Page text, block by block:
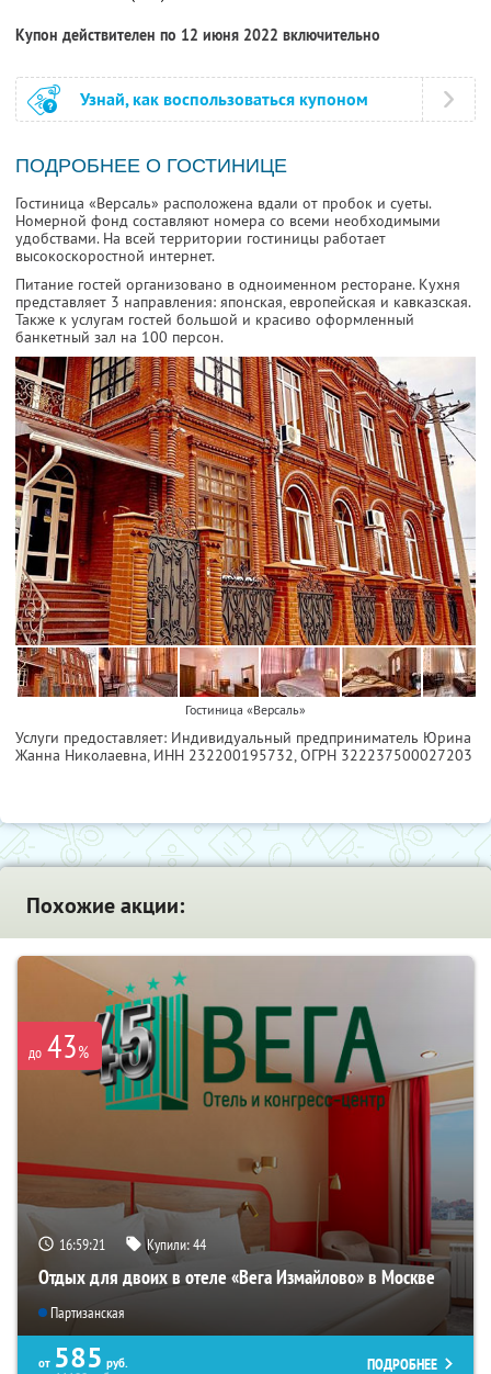
Купон действителен по 12 июня 2022 включительно
Узнай, как воспользоваться купоном
ПОДРОБНЕЕ О ГОСТИНИЦЕ
Гостиница «Версаль» расположена вдали от пробок и суеты.
Номерной фонд составляют номера со всеми необходимыми
удобствами. На всей территории гостиницы работает
высокоскоростной интернет.
Питание гостей организовано в одноименном ресторане. Кухня
представляет 3 направления: японская, европейская и кавказская.
Также к услугам гостей большой и красиво оформленный
банкетный зал на 100 персон.
Гостиница «Версаль»
Услуги предоставляет: Индивидуальный предприниматель Юрина
Жанна Николаевна, ИНН 232200195732, ОГРН 322237500027203
Похожие акции:
до 43%
16:59:20 Купили:44
Отдых для двоих в отеле «Вега Измайлово» в Москве
Партизанская
от 585 руб.
ПОДРОБНЕЕ